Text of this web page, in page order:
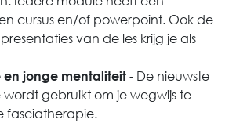
cursus en/of powerpoint. Ook de
van de les krijg je als
en jonge mentaliteit - De nieuwste
gebruikt om je wegwijs te
fasciatherapie.